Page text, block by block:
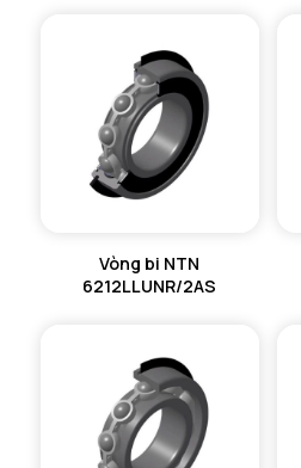
Vòng bi NTN
6212LLUNR/2AS